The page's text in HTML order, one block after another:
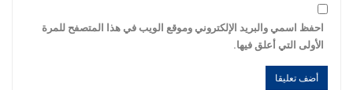
احفظ اسمي والبريد الإلكتروني وموقع الويب في هذا المتصفح للمرة
الأولى التي أعلق فيها.